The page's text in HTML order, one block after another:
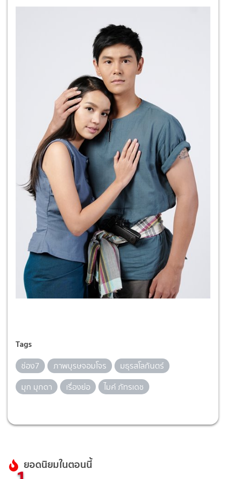
Tags
ช่อง7 ภาพบุรษจอมโจร
มธุรสโลกันตร์
มุก มุกดา
เรื่องย่อ ไมค์ ภัทรเดช
ยอดนิยมในตอนนี้